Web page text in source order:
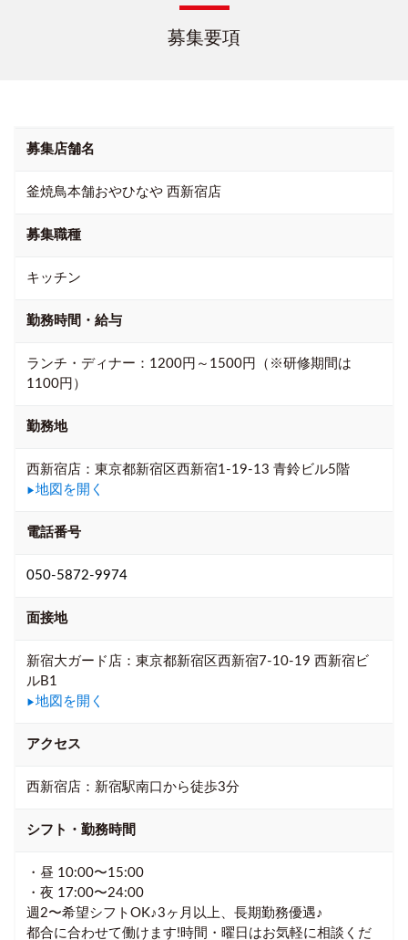
募集要項
募集店舗名
釜焼鳥本舗おやひなや 西新宿店
募集職種
キッチン
勤務時間・給与
ランチ・ディナー：1200円～1500円（※研修期間は
1100円）
勤務地
西新宿店：東京都新宿区西新宿1-19-13 青鈴ビル5階
▶ 地図を開く
電話番号
050-5872-9974
面接地
新宿大ガード店：東京都新宿区西新宿7-10-19 西新宿ビ
ルB1
▶ 地図を開く
アクセス
西新宿店：新宿駅南口から徒歩3分
シフト・勤務時間
・昼 10:00〜15:00
・夜 17:00〜24:00
週2〜希望シフトOK♪3ヶ月以上、長期勤務優遇♪
都合に合わせて働けます!時間・曜日はお気軽に相談くだ